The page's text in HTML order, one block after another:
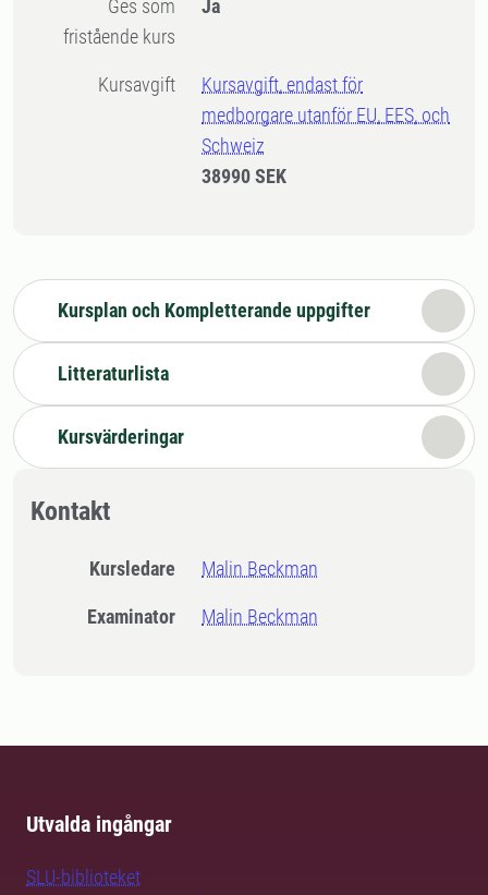
Ges som
fristående kurs
Ja
Kursavgift
Kursavgift, endast för
medborgare utanför EU, EES, och
Schweiz
38990 SEK
Kursplan och Kompletterande uppgifter
Litteraturlista
Kursvärderingar
Kontakt
Kursledare Malin Beckman
Examinator Malin Beckman
Utvalda ingångar
SLU-biblioteket